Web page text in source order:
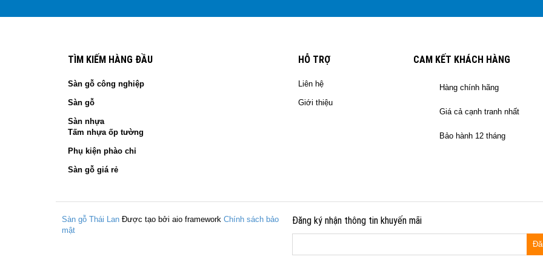
TÌM KIẾM HÀNG ĐẦU
Sàn gỗ công nghiệp
Sàn gỗ
Sàn nhựa
Tấm nhựa ốp tường
Phụ kiện phào chỉ
Sàn gỗ giá rẻ
HỖ TRỢ
Liên hệ
Giới thiệu
CAM KẾT KHÁCH HÀNG
Hàng chính hãng
Giá cả cạnh tranh nhất
Bảo hành 12 tháng
Sàn gỗ Thái Lan Được tạo bởi aio framework Chính sách bảo
mật
Đăng ký nhận thông tin khuyến mãi